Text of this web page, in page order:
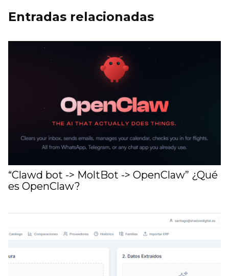
Entradas relacionadas
“Clawd bot -> MoltBot -> OpenClaw” ¿Qué
es OpenClaw?